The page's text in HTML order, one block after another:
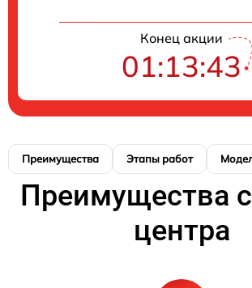
Конец акции
01:13:42
Преимущества Этапы работ
Преимущества
центра